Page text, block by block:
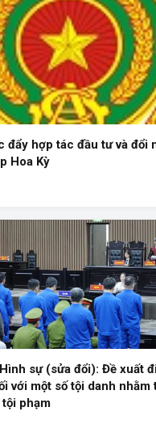
đẩy hợp tác đầu tư và đổi
Hoa Kỳ
sự (sửa đổi): Đề xuất
với một số tội danh nhằm
phạm